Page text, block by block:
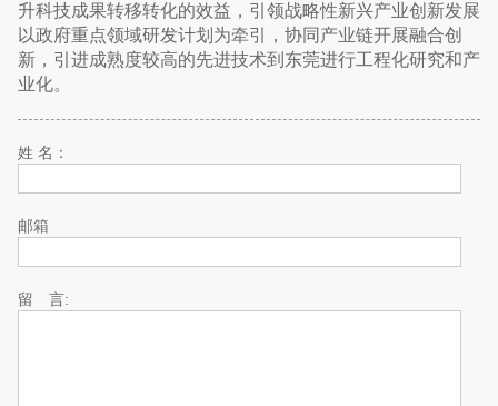
升科技成果转移转化的效益，引领战略性新兴产业创新发展
以政府重点领域研发计划为牵引，协同产业链开展融合创
新，引进成熟度较高的先进技术到东莞进行工程化研究和产
业化。
姓 名：
邮箱
留 言: